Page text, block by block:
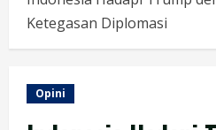
Ketegasan Diplomasi
Opini